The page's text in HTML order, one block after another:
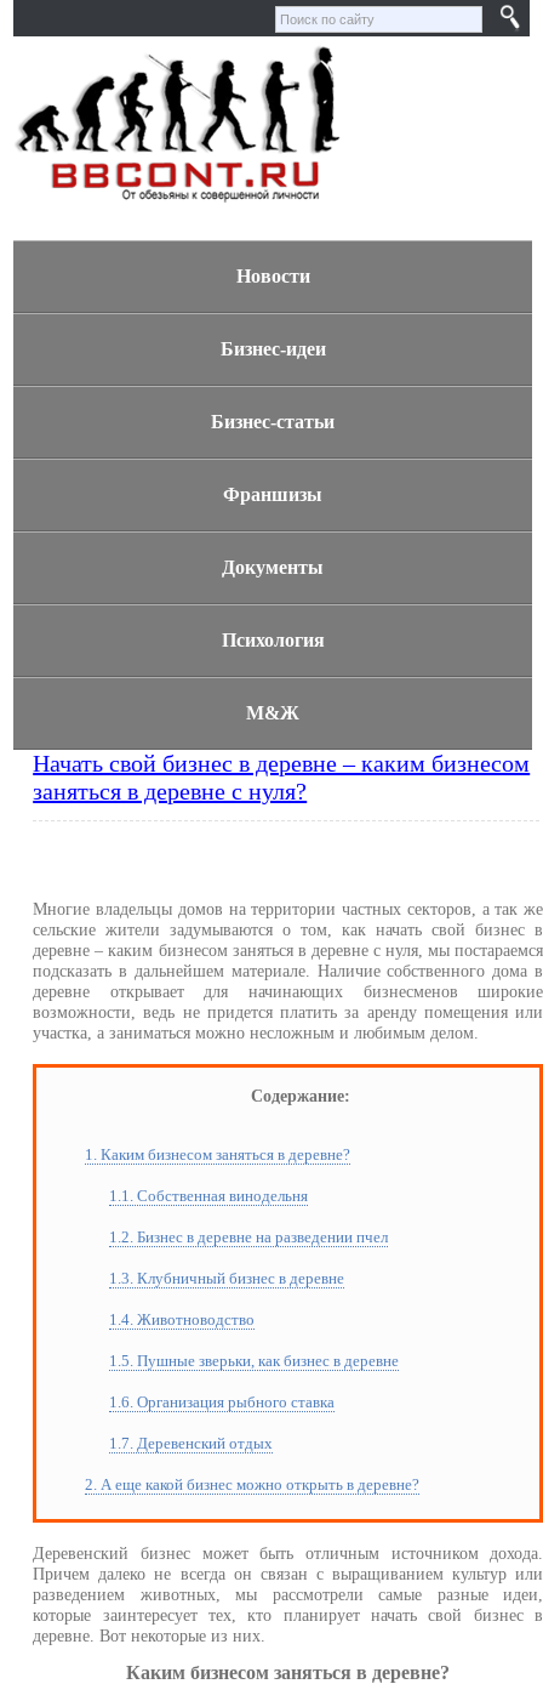
Новости
Бизнес-идеи
Бизнес-статьи
Франшизы
Документы
Психология
М&Ж
Начать свой бизнес в деревне – каким бизнесом
заняться в деревне с нуля?
Многие владельцы домов на территории частных секторов, а так же
сельские жители задумываются о том, как начать свой бизнес в
деревне – каким бизнесом заняться в деревне с нуля, мы постараемся
подсказать в дальнейшем материале. Наличие собственного дома в
деревне открывает для начинающих бизнесменов широкие
возможности, ведь не придется платить за аренду помещения или
участка, а заниматься можно несложным и любимым делом.
Содержание:
1. Каким бизнесом заняться в деревне?
1.1. Собственная винодельня
1.2. Бизнес в деревне на разведении пчел
1.3. Клубничный бизнес в деревне
1.4. Животноводство
1.5. Пушные зверьки, как бизнес в деревне
1.6. Организация рыбного ставка
1.7. Деревенский отдых
2. А еще какой бизнес можно открыть в деревне?
Деревенский бизнес может быть отличным источником дохода.
Причем далеко не всегда он связан с выращиванием культур или
разведением животных, мы рассмотрели самые разные идеи,
которые заинтересует тех, кто планирует начать свой бизнес в
деревне. Вот некоторые из них.
Каким бизнесом заняться в деревне?